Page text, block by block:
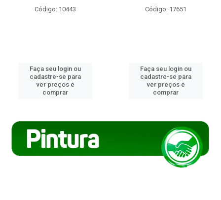
Código: 10443
Faça seu login ou
cadastre-se para
ver preços e
comprar
Código: 17651
Faça seu login ou
cadastre-se para
ver preços e
comprar